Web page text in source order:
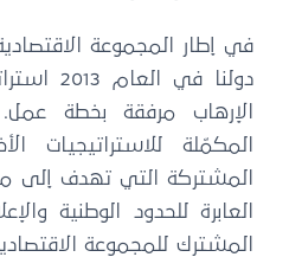
في إطار المجموعة
دولنا في
الإرهاب مرفقة بخطة
المكمّلة للاستراتيجيات
المشتركة التي تهدف إلى
العابرة للحدود الوطنية
المشترك للمجموعة